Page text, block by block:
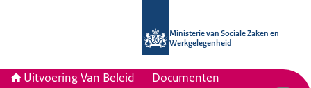
Ministerie van Sociale Zaken en
Werkgelegenheid
Uitvoering Van Beleid Documenten